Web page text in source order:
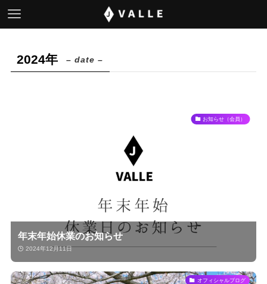
2024年 – date –
お知らせ（会員）
年末年始休業のお知らせ
2024年12月11日
オフィシャルブログ